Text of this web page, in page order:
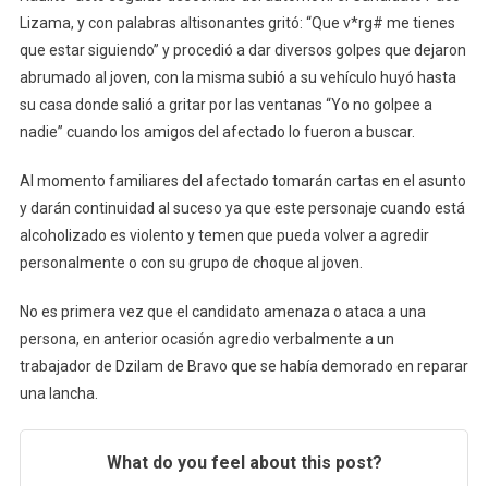
Lizama, y con palabras altisonantes gritó: “Que v*rg# me tienes
que estar siguiendo” y procedió a dar diversos golpes que dejaron
abrumado al joven, con la misma subió a su vehículo huyó hasta
su casa donde salió a gritar por las ventanas “Yo no golpee a
nadie” cuando los amigos del afectado lo fueron a buscar.
Al momento familiares del afectado tomarán cartas en el asunto
y darán continuidad al suceso ya que este personaje cuando está
alcoholizado es violento y temen que pueda volver a agredir
personalmente o con su grupo de choque al joven.
No es primera vez que el candidato amenaza o ataca a una
persona, en anterior ocasión agredio verbalmente a un
trabajador de Dzilam de Bravo que se había demorado en reparar
una lancha.
What do you feel about this post?